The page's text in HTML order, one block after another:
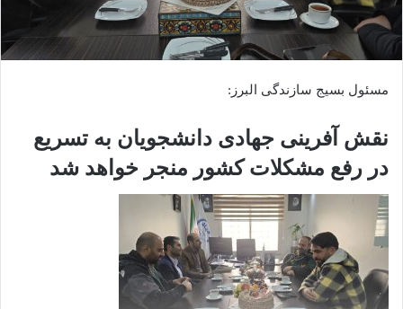
مسئول بسیج سازندگی البرز:
نقش آفرینی جهادی دانشجویان به تسریع
در رفع مشکلات کشور منجر خواهد شد